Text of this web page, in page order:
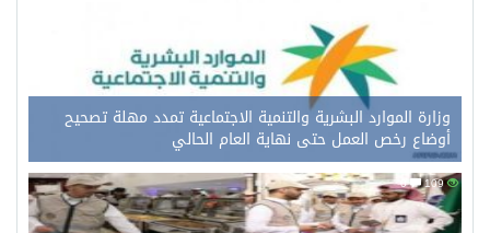
وزارة الموارد البشرية والتنمية الاجتماعية تمدد مهلة تصحيح
أوضاع رخص العمل حتى نهاية العام الحالي
109
0